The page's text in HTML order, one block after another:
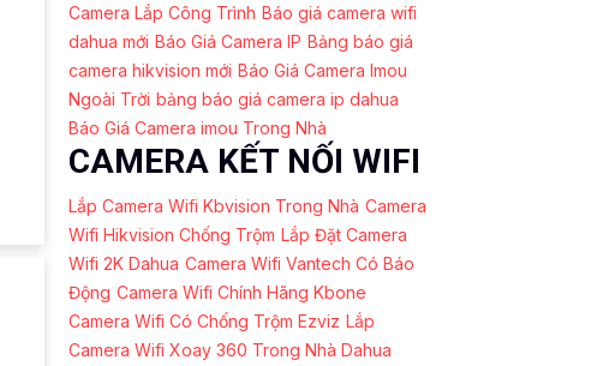
Camera Lắp Công Trình Báo giá camera wifi
dahua mới Báo Giá Camera IP Bảng báo giá
camera hikvision mới Báo Giá Camera Imou
Ngoài Trời bảng báo giá camera ip dahua
Báo Giá Camera imou Trong Nhà
CAMERA KẾT NỐI WIFI
Lắp Camera Wifi Kbvision Trong Nhà Camera
Wifi Hikvision Chống Trộm Lắp Đặt Camera
Wifi 2K Dahua Camera Wifi Vantech Có Báo
Động Camera Wifi Chính Hãng Kbone
Camera Wifi Có Chống Trộm Ezviz Lắp
Camera Wifi Xoay 360 Trong Nhà Dahua